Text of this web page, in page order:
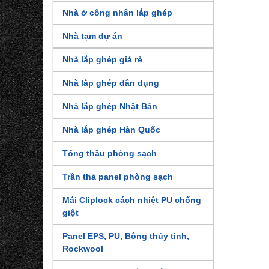
Nhà ở công nhân lắp ghép
Nhà tạm dự án
Nhà lắp ghép giá rẻ
Nhà lắp ghép dân dụng
Nhà lắp ghép Nhật Bản
Nhà lắp ghép Hàn Quốc
Tổng thầu phòng sạch
Trần thả panel phòng sạch
Mái Cliplock cách nhiệt PU chống
giột
Panel EPS, PU, Bông thủy tinh,
Rockwool